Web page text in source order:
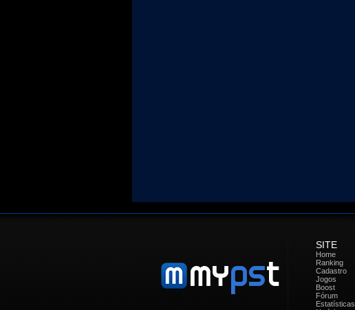
SITE
Home
Ranking
Cadastro
Jogos
Boost
Fórum
Estatísticas